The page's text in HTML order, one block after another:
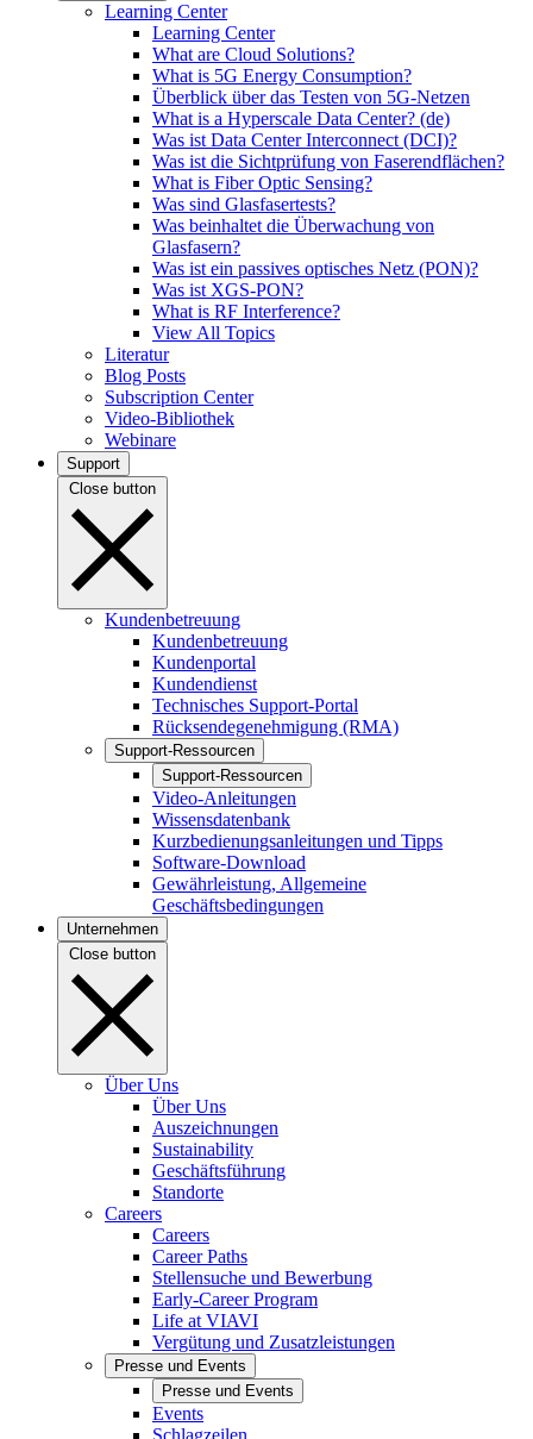
Learning Center
Learning Center
What are Cloud Solutions?
What is 5G Energy Consumption?
Überblick über das Testen von 5G-Netzen
What is a Hyperscale Data Center? (de)
Was ist Data Center Interconnect (DCI)?
Was ist die Sichtprüfung von Faserendflächen?
What is Fiber Optic Sensing?
Was sind Glasfasertests?
Was beinhaltet die Überwachung von
Glasfasern?
Was ist ein passives optisches Netz (PON)?
Was ist XGS-PON?
What is RF Interference?
View All Topics
Literatur
Blog Posts
Subscription Center
Video-Bibliothek
Webinare
Support
Close button
Kundenbetreuung
Kundenbetreuung
Kundenportal
Kundendienst
Technisches Support-Portal
Rücksendegenehmigung (RMA)
Support-Ressourcen
Support-Ressourcen
Video-Anleitungen
Wissensdatenbank
Kurzbedienungsanleitungen und Tipps
Software-Download
Gewährleistung, Allgemeine
Geschäftsbedingungen
Unternehmen
Close button
Über Uns
Über Uns
Auszeichnungen
Sustainability
Geschäftsführung
Standorte
Careers
Careers
Career Paths
Stellensuche und Bewerbung
Early-Career Program
Life at VIAVI
Vergütung und Zusatzleistungen
Presse und Events
Presse und Events
Events